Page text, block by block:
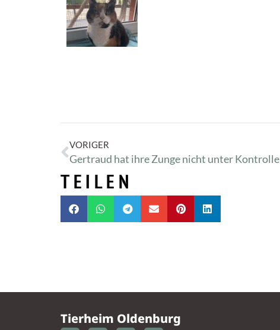
VORIGER
Gertraud hat ihre Zunge nicht unter Kontrolle
TEILEN
Tierheim Oldenburg